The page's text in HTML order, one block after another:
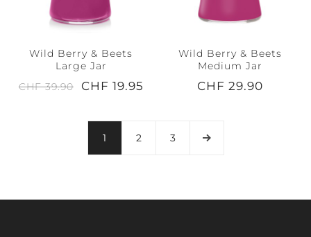
Wild Berry & Beets
Large Jar
CHF 39.90
CHF 19.95
Wild Berry & Beets
Medium Jar
CHF 29.90
1 2 3